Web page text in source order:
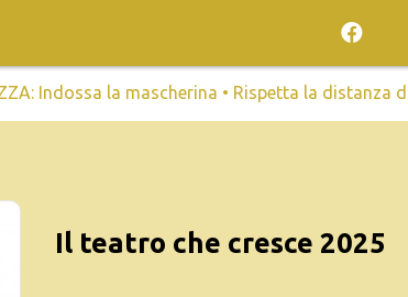
Indossa la mascherina • Rispetta la distanza
Il teatro che cresce 2025